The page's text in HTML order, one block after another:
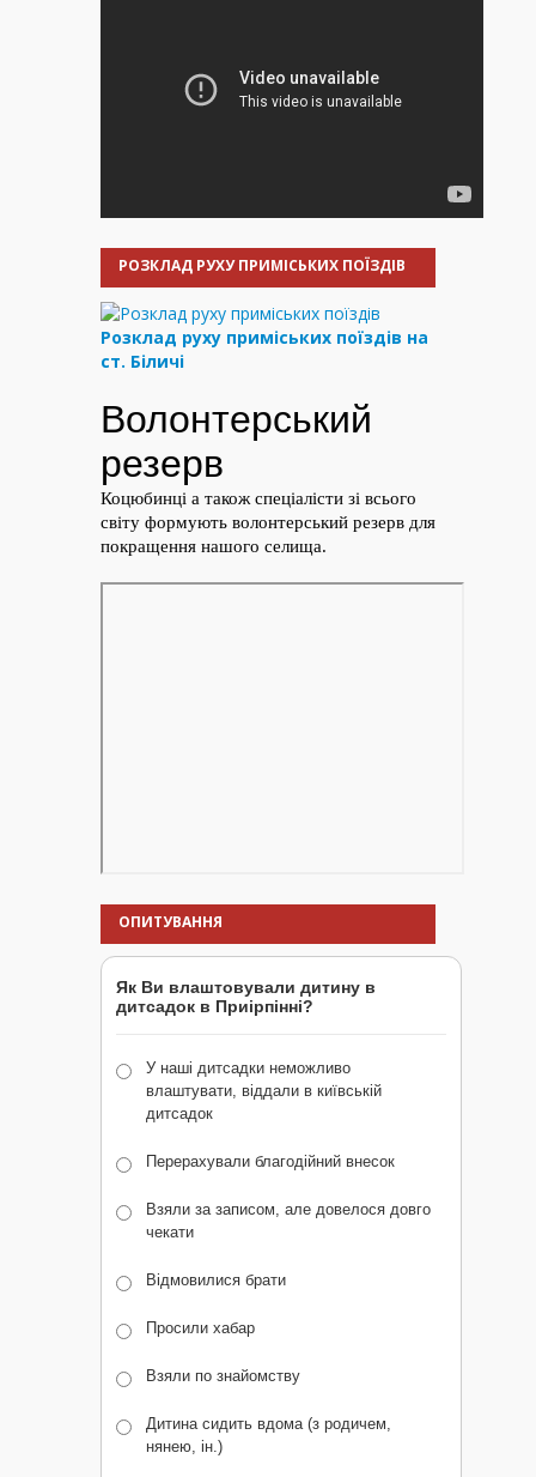
РОЗКЛАД РУХУ ПРИМІСЬКИХ ПОЇЗДІВ
Розклад руху приміських поїздів на
ст. Біличі
ОПИТУВАННЯ
Як Ви влаштовували дитину в
дитсадок в Приірпінні?
У наші дитсадки неможливо
влаштувати, віддали в київській
дитсадок
Перерахували благодійний внесок
Взяли за записом, але довелося довго
чекати
Відмовилися брати
Просили хабар
Взяли по знайомству
Дитина сидить вдома (з родичем,
нянею, ін.)